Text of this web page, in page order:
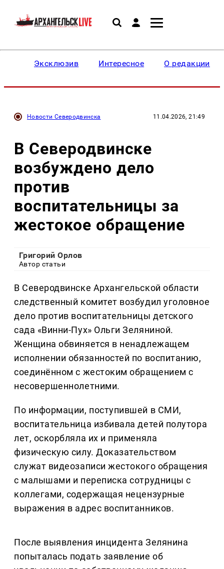
Эксклюзив Интересное О редакции
Новости Северодвинска 11.04.2026, 21:49
В Северодвинске
возбуждено дело
против
воспитательницы за
жестокое обращение
Григорий Орлов
Автор статьи
В Северодвинске Архангельской области
следственный комитет возбудил уголовное
дело против воспитательницы детского
сада «Винни-Пух» Ольги Зеляниной.
Женщина обвиняется в ненадлежащем
исполнении обязанностей по воспитанию,
соединённом с жестоким обращением с
несовершеннолетними.
По информации, поступившей в СМИ,
воспитательница избивала детей полутора
лет, оскорбляла их и применяла
физическую силу. Доказательством
служат видеозаписи жестокого обращения
с малышами и переписка сотрудницы с
коллегами, содержащая нецензурные
выражения в адрес воспитанников.
После выявления инцидента Зелянина
попыталась подать заявление об